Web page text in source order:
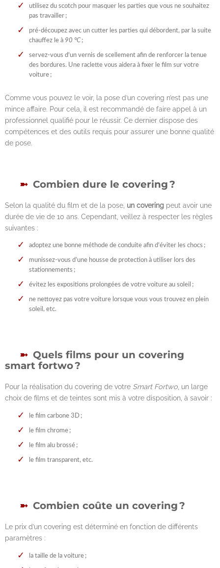
utilisez du scotch pour masquer les parties que vous ne souhaitez
pas travailler ;
pré-découpez avec un cutter les parties qui débordent, par la suite
chauffez le à 90 °C ;
servez-vous d’un vernis de scellement afin de renforcer la tenue
des bordures. Une raclette vous aidera à fixer le film sur votre
voiture ;
Comme vous pouvez le voir, la pose d’un covering n’est pas une
mince affaire. Pour cela, il est recommandé de faire appel à un
professionnel qualifié pour le réussir. Ce dernier dispose des
compétences et des outils requis pour assurer une bonne qualité
de pose.
Combien dure le covering ?
Selon la qualité du film et de la pose, un covering peut avoir une
durée de vie de 10 ans. Cependant, veillez à respecter les règles
suivantes :
adoptez une bonne méthode de conduite afin d’éviter les chocs ;
munissez-vous d’une housse de protection à utiliser lors des
stationnements ;
évitez les expositions prolongées de votre voiture au soleil ;
ne nettoyez pas votre voiture lorsque vous vous trouvez en plein
soleil, etc.
Quels films pour un covering
smart fortwo ?
Pour la réalisation du covering de votre Smart Fortwo , un large
choix de films et de teintes sont mis à votre disposition, à savoir :
le film carbone 3D ;
le film chrome ;
le film alu brossé ;
le film transparent, etc.
Combien coûte un covering ?
Le prix d’un covering est déterminé en fonction de différents
paramètres :
la taille de la voiture ;